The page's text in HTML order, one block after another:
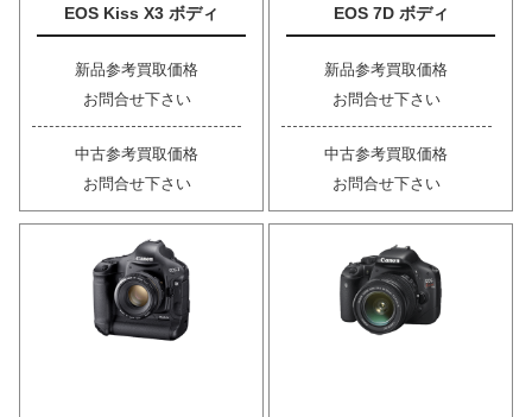
EOS Kiss X3 ボディ
新品参考買取価格
お問合せ下さい
中古参考買取価格
お問合せ下さい
EOS 7D ボディ
新品参考買取価格
お問合せ下さい
中古参考買取価格
お問合せ下さい